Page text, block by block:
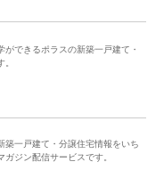
ができるポラスの新築一戸建て・
築一戸建て・分譲住宅情報をいち
ジン配信サービスです。